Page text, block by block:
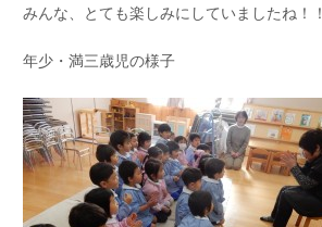
組体操の導入が始まっています。
格好良く出来るように
練習していきましょうね。
みんな、とても楽しみにしていましたね！！
年少・満三歳児の様子